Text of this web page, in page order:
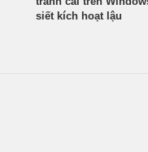
siết kích hoạt lậu